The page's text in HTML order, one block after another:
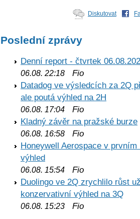
Diskutovat
Poslední zprávy
Denní report - čtvrtek
06.08. 22:18 Fio
Datadog ve výsledcích za 2Q
ale poutá výhled na 2H
06.08. 17:04 Fio
Kladný závěr na pražské burze
06.08. 16:58 Fio
Honeywell Aerospace v
výhled
06.08. 15:54 Fio
Duolingo ve 2Q zrychlilo růst
konzervativní výhled na 3Q
06.08. 15:23 Fio